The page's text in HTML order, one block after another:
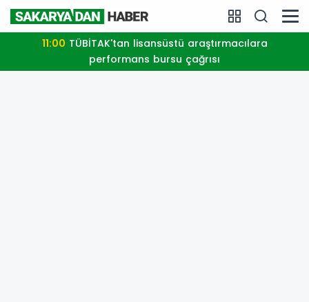
11:00
performans bursu çağrısı